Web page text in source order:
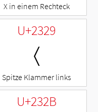
X in einem Rechteck
U+2329
〈
Spitze Klammer links
U+232B